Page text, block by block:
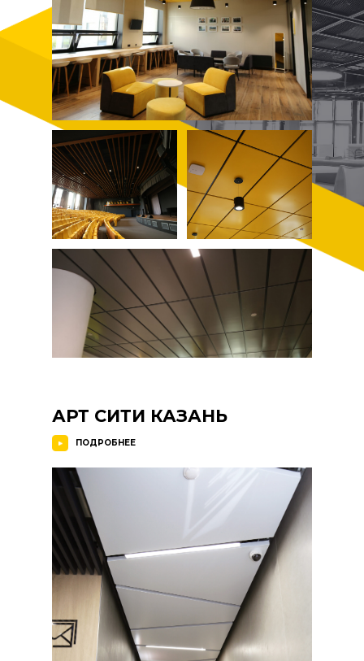
ПОДРОБНЕЕ
АРТ СИТИ КАЗАНЬ